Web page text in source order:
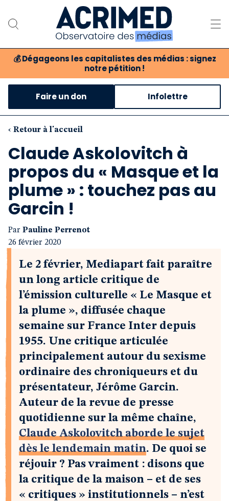
💰 Dégageons les capitalistes des médias : signez
notre pétition !
Notre association
Notre critique des médias
Nos propositions
Notre revue
Boutique
Faire un don Infolettre
‹ Retour à l'accueil
Claude Askolovitch à
propos du « Masque et la
plume » : touchez pas au
Garcin !
Par Pauline Perrenot
26 février 2020
Le 2 février, Mediapart fait paraître
un long article critique de
l’émission culturelle « Le Masque et
la plume », diffusée chaque
semaine sur France Inter depuis
1955. Une critique articulée
principalement autour du sexisme
ordinaire des chroniqueurs et du
présentateur, Jérôme Garcin.
Auteur de la revue de presse
quotidienne sur la même chaîne,
Claude Askolovitch aborde le sujet
dès le lendemain matin. De quoi se
réjouir ? Pas vraiment : disons que
la critique de la maison – et de ses
« critiques » institutionnels – n’est